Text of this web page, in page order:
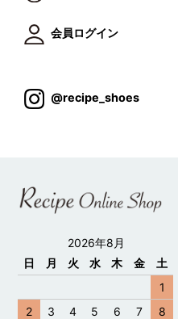
会員ログイン
@recipe_shoes
2026年8月
日
月 火 水 木 金
土
1
2
3 4 5 6 7
8